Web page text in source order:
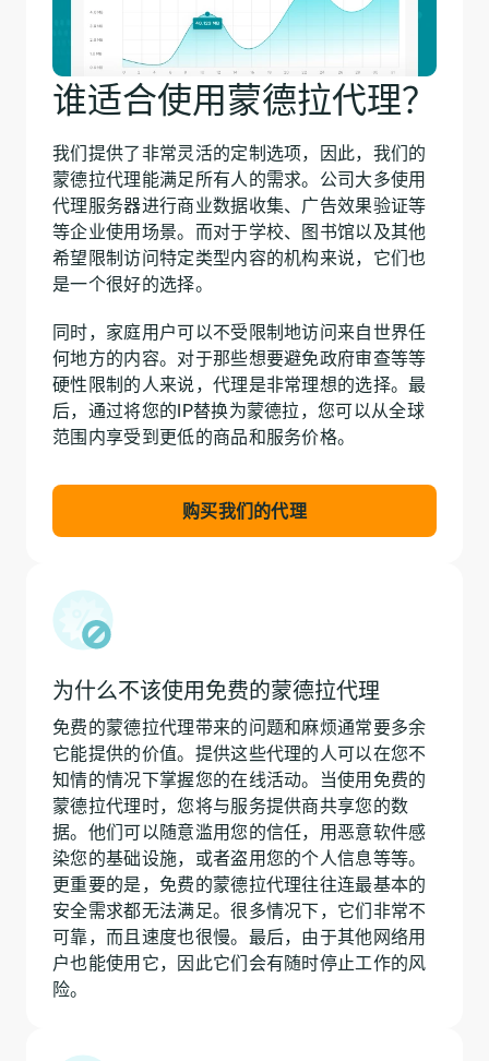
谁适合使用蒙德拉代理？
我们提供了非常灵活的定制选项，因此，我们的
蒙德拉代理能满足所有人的需求。公司大多使用
代理服务器进行商业数据收集、广告效果验证等
等企业使用场景。而对于学校、图书馆以及其他
希望限制访问特定类型内容的机构来说，它们也
是一个很好的选择。
同时，家庭用户可以不受限制地访问来自世界任
何地方的内容。对于那些想要避免政府审查等等
硬性限制的人来说，代理是非常理想的选择。最
后，通过将您的IP替换为蒙德拉，您可以从全球
范围内享受到更低的商品和服务价格。
购买我们的代理
为什么不该使用免费的蒙德拉代理
免费的蒙德拉代理带来的问题和麻烦通常要多余
它能提供的价值。提供这些代理的人可以在您不
知情的情况下掌握您的在线活动。当使用免费的
蒙德拉代理时，您将与服务提供商共享您的数
据。他们可以随意滥用您的信任，用恶意软件感
染您的基础设施，或者盗用您的个人信息等等。
更重要的是，免费的蒙德拉代理往往连最基本的
安全需求都无法满足。很多情况下，它们非常不
可靠，而且速度也很慢。最后，由于其他网络用
户也能使用它，因此它们会有随时停止工作的风
险。